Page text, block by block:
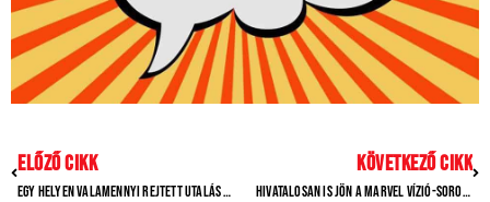
előző cikk
Egy helyen valamennyi rejtett utalás és meglepetés az X-Men ’97 8. részéből
következő cikk
Hivatalosan is jön a Marvel Vízió-sorozata, ami ígéretes készítőt igazolt